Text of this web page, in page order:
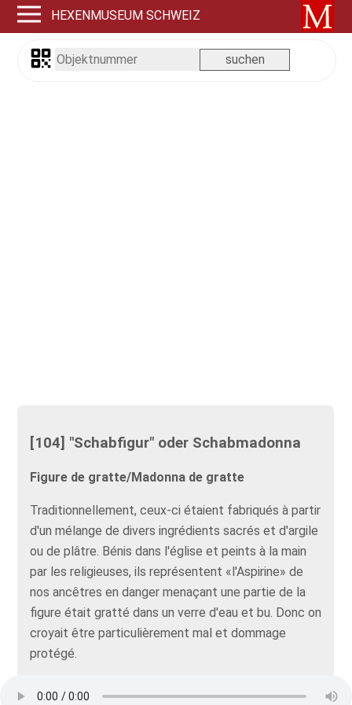
HEXENMUSEUM SCHWEIZ
[104] "Schabfigur" oder Schabmadonna
Figure de gratte/Madonna de gratte
Traditionnellement, ceux-ci étaient fabriqués à partir
d'un mélange de divers ingrédients sacrés et d'argile
ou de plâtre. Bénis dans l'église et peints à la main
par les religieuses, ils représentent «l'Aspirine» de
nos ancêtres en danger menaçant une partie de la
figure était gratté dans un verre d'eau et bu. Donc on
croyait être particulièrement mal et dommage
protégé.